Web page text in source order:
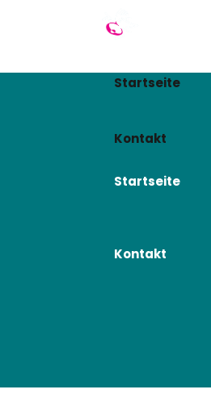
Startseite
Kontakt
Startseite
Kontakt